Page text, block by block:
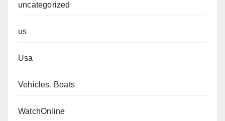
uncategorized
us
Usa
Vehicles, Boats
WatchOnline